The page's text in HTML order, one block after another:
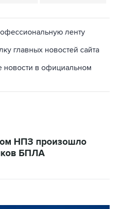
ленту
главных новостей сайта
новости в официальном
НПЗ произошло
БПЛА